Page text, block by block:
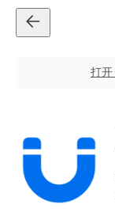
打开